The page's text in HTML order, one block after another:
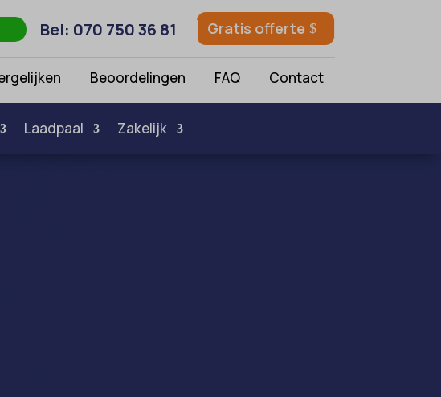
Gratis offerte
Bel: 070 750 36 81
Beoordelingen FAQ Contact
Laadpaal Zakelijk